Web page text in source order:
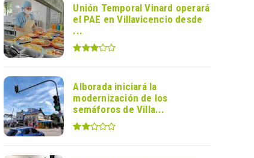
Unión Temporal Vinard operará
el PAE en Villavicencio desde
...
Alborada iniciará la
modernización de los
semáforos de Villa...